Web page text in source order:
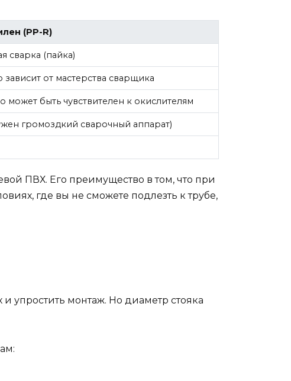
(PP-R)
сварка (пайка)
зависит от мастерства сварщика
может быть чувствителен к окислителям
громоздкий сварочный аппарат)
ПВХ. Его преимущество в том, что при
где вы не сможете подлезть к трубе,
упростить монтаж. Но диаметр стояка